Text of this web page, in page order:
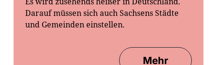
Darauf müssen sich auch Sachsens Städte
und Gemeinden einstellen.
Mehr